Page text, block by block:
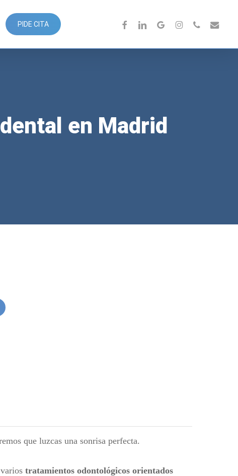
PIDE CITA FACEBOOKLINKEDINGOOGLE-INSTAGRAM
PHONE EMAIL
en Madrid
que luzcas una sonrisa perfecta.
tratamientos odontológicos orientados